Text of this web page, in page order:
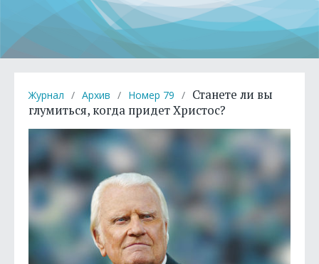
Журнал / Архив / Номер 79 / Станете ли вы
глумиться, когда придет Христос?